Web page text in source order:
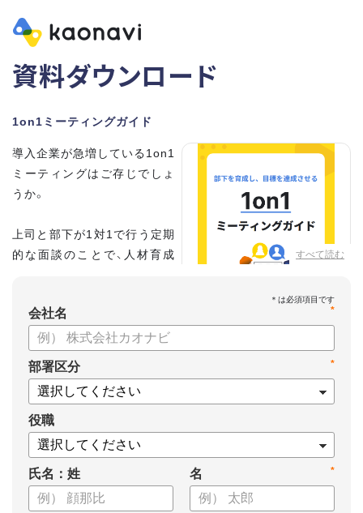
資料ダウンロード
1on1ミーティングガイド
すべて読む
導入企業が急増している1on1
ミーティングはご存じでしょ
うか。
上司と部下が1対1で行う定期
的な面談のことで、人材育成
こちらの資料では、
・1on1とは何か？
・1on1の基本的なやり方
・ 1on1 の基本アジェンダと質問例
についてまとめましたので、ぜひお役立てください。
*
会社名
*
部署区分
役職
氏名：姓 *
名